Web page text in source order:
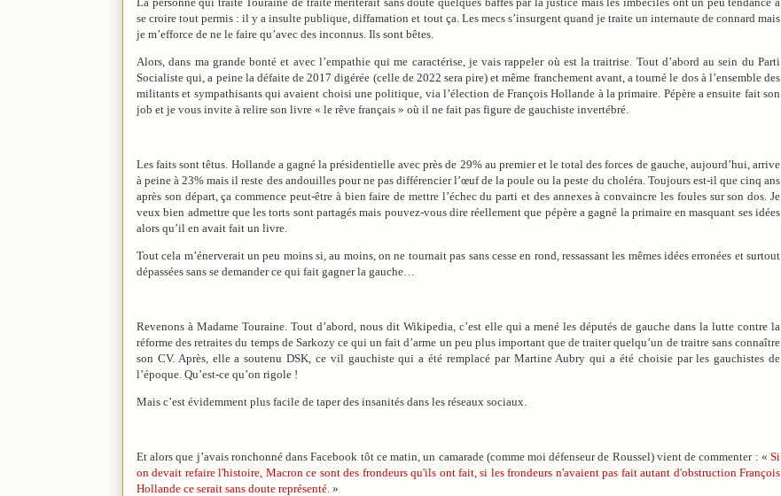
se croire tout permis : il y a insulte publique, diffamation et tout ça. Les mecs s’insurgent quand je traite un internaute de connard mais
je m’efforce de ne le faire qu’avec des inconnus. Ils sont bêtes.
Alors, dans ma grande bonté et avec l’empathie qui me caractérise, je vais rappeler où est la traitrise. Tout d’abord au sein du Parti
Socialiste qui, a peine la défaite de 2017 digérée (celle de 2022 sera pire) et même franchement avant, a tourné le dos à l’ensemble des
militants et sympathisants qui avaient choisi une politique, via l’élection de François Hollande à la primaire. Pépère a ensuite fait son
job et je vous invite à relire son livre « le rêve français » où il ne fait pas figure de gauchiste invertébré.
Les faits sont têtus. Hollande a gagné la présidentielle avec près de 29% au premier et le total des forces de gauche, aujourd’hui, arrive
à peine à 23% mais il reste des andouilles pour ne pas différencier l’œuf de la poule ou la peste du choléra. Toujours est-il que cinq ans
après son départ, ça commence peut-être à bien faire de mettre l’échec du parti et des annexes à convaincre les foules sur son dos. Je
veux bien admettre que les torts sont partagés mais pouvez-vous dire réellement que pépère a gagné la primaire en masquant ses idées
alors qu’il en avait fait un livre.
Tout cela m’énerverait un peu moins si, au moins, on ne tournait pas sans cesse en rond, ressassant les mêmes idées erronées et surtout
dépassées sans se demander ce qui fait gagner la gauche…
Revenons à Madame Touraine. Tout d’abord, nous dit Wikipedia, c’est elle qui a mené les députés de gauche dans la lutte contre la
réforme des retraites du temps de Sarkozy ce qui un fait d’arme un peu plus important que de traiter quelqu’un de traitre sans connaître
son CV. Après, elle a soutenu DSK, ce vil gauchiste qui a été remplacé par Martine Aubry qui a été choisie par les gauchistes de
l’époque. Qu’est-ce qu’on rigole !
Mais c’est évidemment plus facile de taper des insanités dans les réseaux sociaux.
Et alors que j’avais ronchonné dans Facebook tôt ce matin, un camarade (comme moi défenseur de Roussel) vient de commenter : « Si
on devait refaire l'histoire, Macron ce sont des frondeurs qu'ils ont fait, si les frondeurs n'avaient pas fait autant d'obstruction François
Hollande ce serait sans doute représenté. »